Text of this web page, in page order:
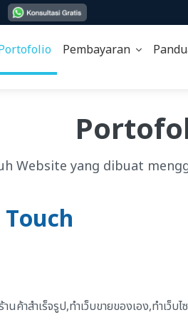
Pembayaran
Website yang dibuat
ค้าสำเร็จรูป,ทำเว็บขายของเอง,ทำเ